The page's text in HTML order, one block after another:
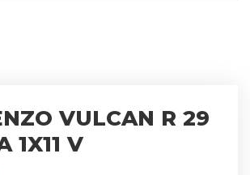
VULCAN R 29
1X11 V